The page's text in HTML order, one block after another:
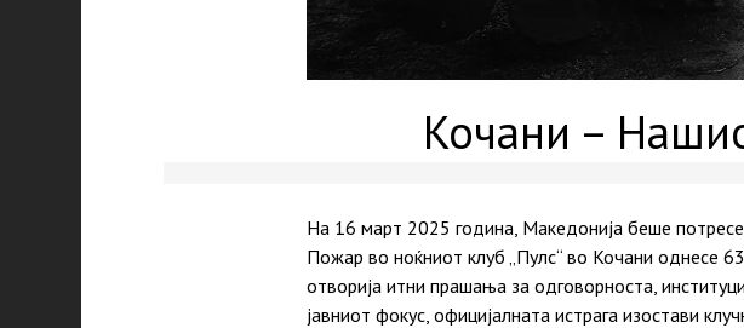
Кочани –
На 16 март 2025 година, Македонија беше
Пожар во ноќниот клуб „Пулс“ во Кочани однесе
отворија итни прашања за одговорноста,
јавниот фокус, официјалната истрага изостави